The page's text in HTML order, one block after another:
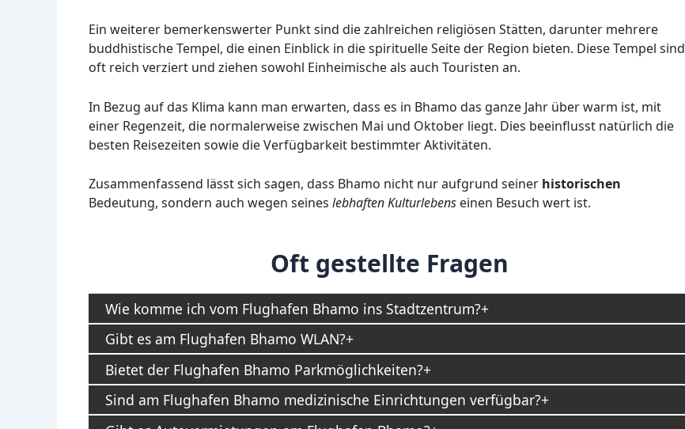
Ein weiterer bemerkenswerter Punkt sind die zahlreichen religiösen Stätten, darunter mehrere
buddhistische Tempel, die einen Einblick in die spirituelle Seite der Region bieten. Diese Tempel sind
oft reich verziert und ziehen sowohl Einheimische als auch Touristen an.
In Bezug auf das Klima kann man erwarten, dass es in Bhamo das ganze Jahr über warm ist, mit
einer Regenzeit, die normalerweise zwischen Mai und Oktober liegt. Dies beeinflusst natürlich die
besten Reisezeiten sowie die Verfügbarkeit bestimmter Aktivitäten.
Zusammenfassend lässt sich sagen, dass Bhamo nicht nur aufgrund seiner historischen
Bedeutung, sondern auch wegen seines lebhaften Kulturlebens einen Besuch wert ist.
Oft gestellte Fragen
Wie komme ich vom Flughafen Bhamo ins Stadtzentrum?
Gibt es am Flughafen Bhamo WLAN?
Bietet der Flughafen Bhamo Parkmöglichkeiten?
Sind am Flughafen Bhamo medizinische Einrichtungen verfügbar?